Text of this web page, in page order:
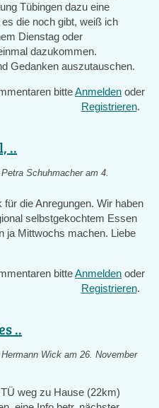
Tübingen dazu eine
die noch gibt, weiß ich
Dienstag oder
dazukommen.
Gedanken auszutauschen.
bitteAnmelden oder
Registrieren.
..
Petra Schuhmacheram 4.
die Anregungen. Wir haben
selbstgekochtem Essen
ja Mittwochs machen. Liebe
bitteAnmelden oder
Registrieren.
..
Hermann Wick am 26. November
weg zu Hause (22km)